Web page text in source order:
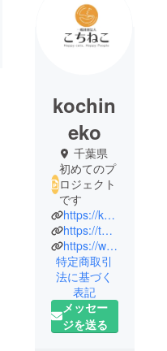
kochin
eko
千葉県
初めてのプ
ロジェクト
です
https://kochineko.or.jp/
https://twitter.com/kochikochicat
https://www.youtube.com/channel/UCNus91fIXNPgQK3EmB6i5uA
特定商取引
法に基づく
表記
メッセー
ジを送る